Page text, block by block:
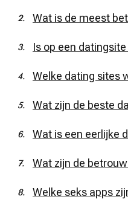
Wat is de meest
Is op een
Welke dating sites
Wat zijn de beste
Wat is een eerlijke
Wat zijn de
Welke seks apps